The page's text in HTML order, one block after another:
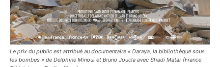
Le prix du public est attribué au documentaire « Daraya, la bibliothèque sous
les bombes » de Delphine Minoui et Bruno Joucla avec Shadi Matar (France